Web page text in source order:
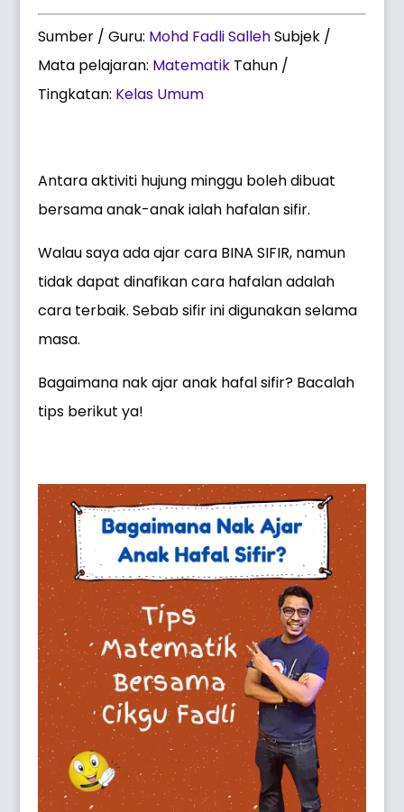
Sumber / Guru: Mohd Fadli SallehSubjek /
Mata pelajaran: Matematik Tahun /
Tingkatan: Kelas Umum
Antara aktiviti hujung minggu boleh dibuat
bersama anak-anak ialah hafalan sifir.
Walau saya ada ajar cara BINA SIFIR, namun
tidak dapat dinafikan cara hafalan adalah
cara terbaik. Sebab sifir ini digunakan selama
masa.
Bagaimana nak ajar anak hafal sifir? Bacalah
tips berikut ya!